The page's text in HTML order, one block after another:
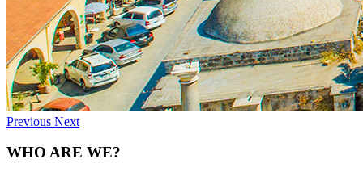
Previous Next
WHO ARE WE?